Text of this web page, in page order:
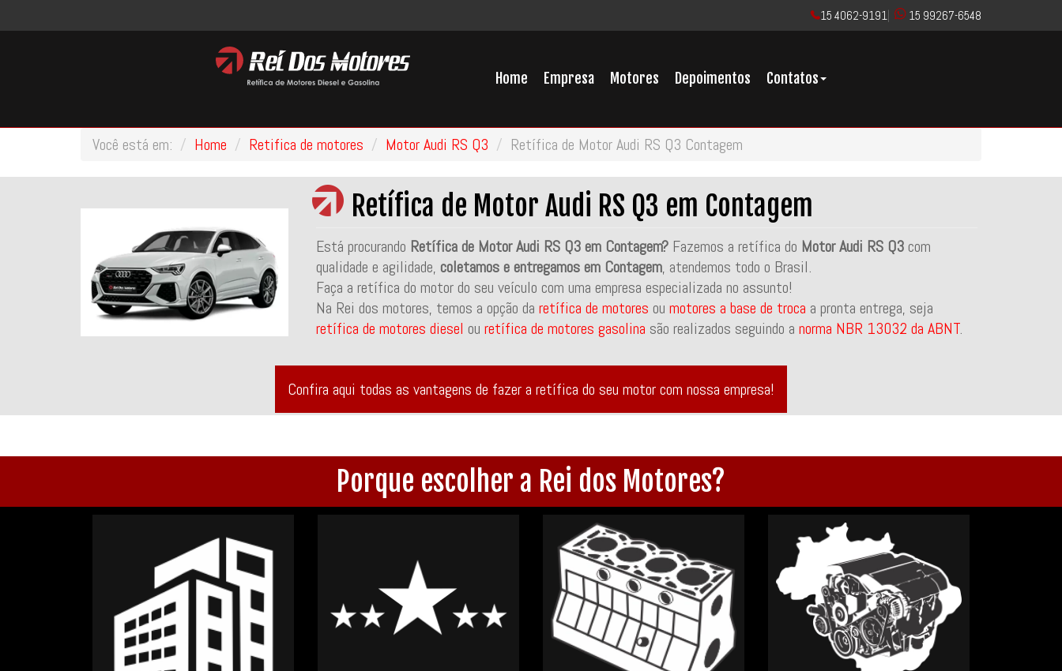
15 4062-9191 15 99267-6548
Home Empresa Motores Depoimentos Contatos
Você está em: Home Retifica de motores Motor Audi RS Q3 Retífica de Motor Audi RS Q3 Contagem
Retífica de Motor Audi RS Q3 em Contagem
Está procurando Retífica de Motor Audi RS Q3 em Contagem?Fazemos a retífica do Motor Audi RS Q3com
qualidade e agilidade, coletamos e entregamos em Contagem, atendemos todo o Brasil.
Faça a retífica do motor do seu veículo com uma empresa especializada no assunto!
Na Rei dos motores, temos a opção da retífica de motores ou motores a base de troca a pronta entrega, seja
retífica de motores diesel ou retífica de motores gasolina são realizados seguindo a norma NBR 13032 da ABNT.
Confira aqui todas as vantagens de fazer a retífica do seu motor com nossa empresa!
Porque escolher a Rei dos Motores?